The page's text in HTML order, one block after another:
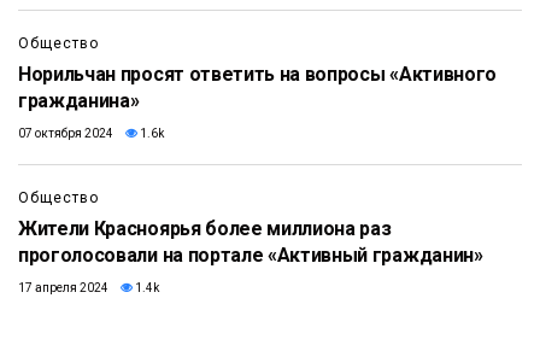
Общество
Норильчан просят ответить на вопросы «Активного
гражданина»
07 октября 2024 1.6k
Общество
Жители Красноярья более миллиона раз
проголосовали на портале «Активный гражданин»
17 апреля 2024 1.4k